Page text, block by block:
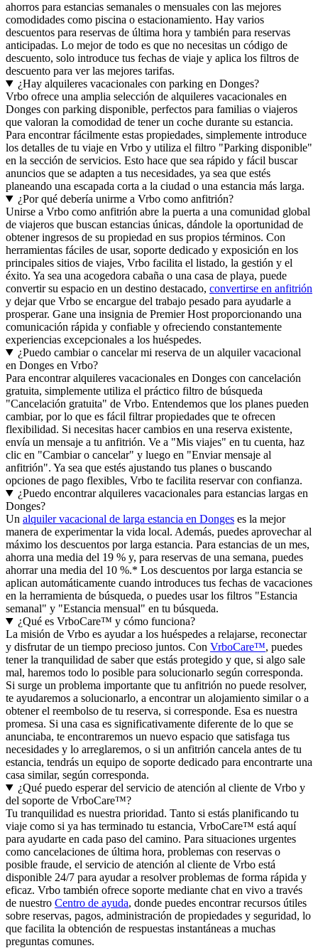
ahorros para estancias semanales o mensuales con las mejores
comodidades como piscina o estacionamiento. Hay varios
descuentos para reservas de última hora y también para reservas
anticipadas. Lo mejor de todo es que no necesitas un código de
descuento, solo introduce tus fechas de viaje y aplica los filtros de
descuento para ver las mejores tarifas.
¿Hay alquileres vacacionales con parking en Donges?
Vrbo ofrece una amplia selección de alquileres vacacionales en
Donges con parking disponible, perfectos para familias o viajeros
que valoran la comodidad de tener un coche durante su estancia.
Para encontrar fácilmente estas propiedades, simplemente introduce
los detalles de tu viaje en Vrbo y utiliza el filtro "Parking disponible"
en la sección de servicios. Esto hace que sea rápido y fácil buscar
anuncios que se adapten a tus necesidades, ya sea que estés
planeando una escapada corta a la ciudad o una estancia más larga.
¿Por qué debería unirme a Vrbo como anfitrión?
Unirse a Vrbo como anfitrión abre la puerta a una comunidad global
de viajeros que buscan estancias únicas, dándole la oportunidad de
obtener ingresos de su propiedad en sus propios términos. Con
herramientas fáciles de usar, soporte dedicado y exposición en los
principales sitios de viajes, Vrbo facilita el listado, la gestión y el
éxito. Ya sea una acogedora cabaña o una casa de playa, puede
convertir su espacio en un destino destacado, convertirse en anfitrión
y dejar que Vrbo se encargue del trabajo pesado para ayudarle a
prosperar. Gane una insignia de Premier Host proporcionando una
comunicación rápida y confiable y ofreciendo constantemente
experiencias excepcionales a los huéspedes.
¿Puedo cambiar o cancelar mi reserva de un alquiler vacacional
en Donges en Vrbo?
Para encontrar alquileres vacacionales en Donges con cancelación
gratuita, simplemente utiliza el práctico filtro de búsqueda
"Cancelación gratuita" de Vrbo. Entendemos que los planes pueden
cambiar, por lo que es fácil filtrar propiedades que te ofrecen
flexibilidad. Si necesitas hacer cambios en una reserva existente,
envía un mensaje a tu anfitrión. Ve a "Mis viajes" en tu cuenta, haz
clic en "Cambiar o cancelar" y luego en "Enviar mensaje al
anfitrión". Ya sea que estés ajustando tus planes o buscando
opciones de pago flexibles, Vrbo te facilita reservar con confianza.
¿Puedo encontrar alquileres vacacionales para estancias largas en
Donges?
Un alquiler vacacional de larga estancia en Donges es la mejor
manera de experimentar la vida local. Además, puedes aprovechar al
máximo los descuentos por larga estancia. Para estancias de un mes,
ahorra una media del 19 % y, para reservas de una semana, puedes
ahorrar una media del 10 %.* Los descuentos por larga estancia se
aplican automáticamente cuando introduces tus fechas de vacaciones
en la herramienta de búsqueda, o puedes usar los filtros "Estancia
semanal" y "Estancia mensual" en tu búsqueda.
¿Qué es VrboCare™ y cómo funciona?
La misión de Vrbo es ayudar a los huéspedes a relajarse, reconectar
y disfrutar de un tiempo precioso juntos. Con VrboCare™, puedes
tener la tranquilidad de saber que estás protegido y que, si algo sale
mal, haremos todo lo posible para solucionarlo según corresponda.
Si surge un problema importante que tu anfitrión no puede resolver,
te ayudaremos a solucionarlo, a encontrar un alojamiento similar o a
obtener el reembolso de tu reserva, si corresponde. Esa es nuestra
promesa. Si una casa es significativamente diferente de lo que se
anunciaba, te encontraremos un nuevo espacio que satisfaga tus
necesidades y lo arreglaremos, o si un anfitrión cancela antes de tu
estancia, tendrás un equipo de soporte dedicado para encontrarte una
casa similar, según corresponda.
¿Qué puedo esperar del servicio de atención al cliente de Vrbo y
del soporte de VrboCare™?
Tu tranquilidad es nuestra prioridad. Tanto si estás planificando tu
viaje como si ya has terminado tu estancia, VrboCare™ está aquí
para ayudarte en cada paso del camino. Para situaciones urgentes
como cancelaciones de última hora, problemas con reservas o
posible fraude, el servicio de atención al cliente de Vrbo está
disponible 24/7 para ayudar a resolver problemas de forma rápida y
eficaz. Vrbo también ofrece soporte mediante chat en vivo a través
de nuestro Centro de ayuda, donde puedes encontrar recursos útiles
sobre reservas, pagos, administración de propiedades y seguridad, lo
que facilita la obtención de respuestas instantáneas a muchas
preguntas comunes.